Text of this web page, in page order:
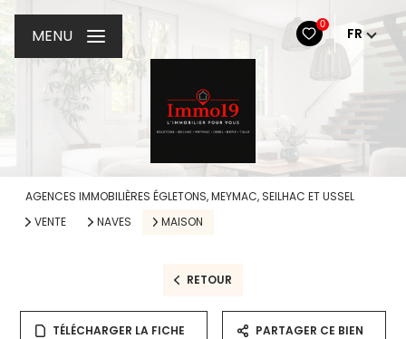
0
FR
MENU
AGENCES IMMOBILIÈRES ÉGLETONS, MEYMAC, SEILHAC ET USSEL
VENTE
NAVES MAISON
RETOUR
TÉLÉCHARGER LA FICHE PARTAGER CE BIEN